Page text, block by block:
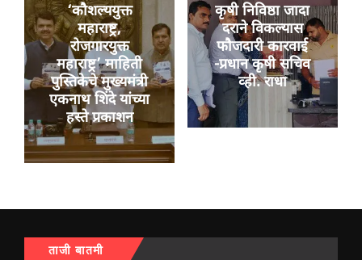
‘कौशल्ययुक्त
महाराष्ट्र,
रोजगारयुक्त
महाराष्ट्र’ माहिती
पुस्तिकेचे मुख्यमंत्री
एकनाथ शिंदे यांच्या
हस्ते प्रकाशन
कृषी निविष्ठा जादा
दराने विकल्यास
फौजदारी कारवाई
-प्रधान कृषी सचिव
व्ही. राधा
ताजी बातमी